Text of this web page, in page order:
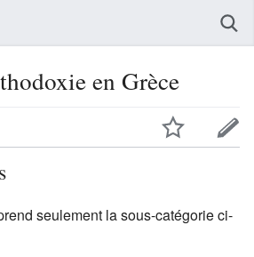
en Grèce
seulement la sous-catégorie ci-